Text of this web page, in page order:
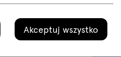
Akceptuj wszystko